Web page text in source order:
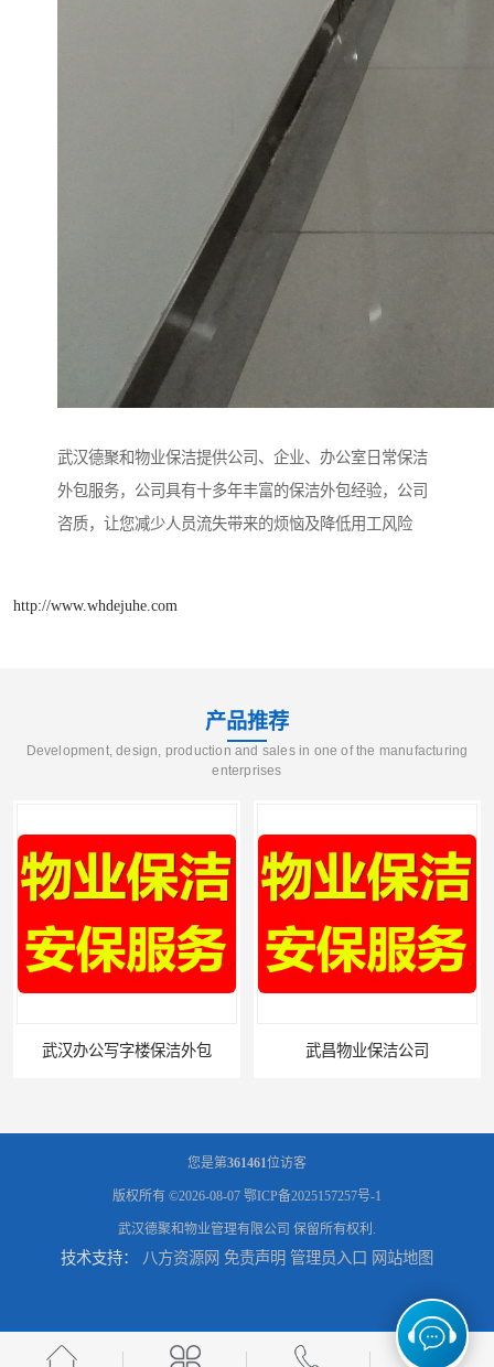
武汉德聚和物业保洁提供公司、企业、办公室日常保洁
外包服务，公司具有十多年丰富的保洁外包经验，公司
咨质，让您减少人员流失带来的烦恼及降低用工风险
http://www.whdejuhe.com
产品推荐
Development, design, production and sales in one of the manufacturing
enterprises
武昌物业保洁公司
武昌专业物业保洁
您是第361461位访客
版权所有 ©2026-08-07 鄂ICP备2025157257号-1
武汉德聚和物业管理有限公司 保留所有权利.
技术支持： 八方资源网 免责声明 管理员入口 网站地图